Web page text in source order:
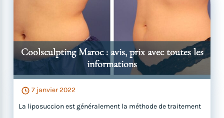
7 janvier 2022
Coolsculpting Maroc : avis, prix avec toutes les
informations
La liposuccion est généralement la méthode de traitement